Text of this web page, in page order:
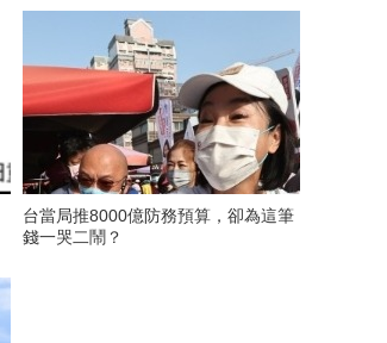
台當局推8000億防務預算，卻為這筆
錢一哭二鬧？